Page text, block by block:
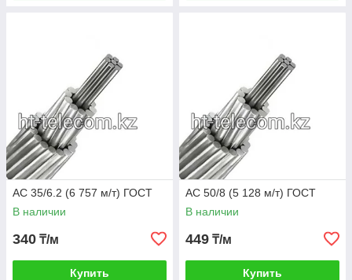
АС 35/6.2 (6 757 м/т) ГОСТ
В наличии
340 ₸/м
Купить
АС 50/8 (5 128 м/т) ГОСТ
В наличии
449 ₸/м
Купить